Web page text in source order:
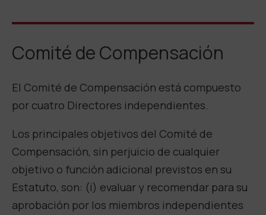
Comité de Compensación
El Comité de Compensación está compuesto
por cuatro Directores independientes.
Los principales objetivos del Comité de
Compensación, sin perjuicio de cualquier
objetivo o función adicional previstos en su
Estatuto, son: (i) evaluar y recomendar para su
aprobación por los miembros independientes